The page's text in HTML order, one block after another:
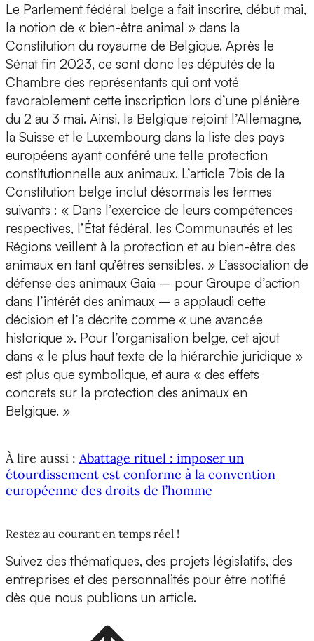
Le Parlement fédéral belge a fait inscrire, début mai,
la notion de « bien-être animal » dans la
Constitution du royaume de Belgique. Après le
Sénat fin 2023, ce sont donc les députés de la
Chambre des représentants qui ont voté
favorablement cette inscription lors d’une plénière
du 2 au 3 mai. Ainsi, la Belgique rejoint l’Allemagne,
la Suisse et le Luxembourg dans la liste des pays
européens ayant conféré une telle protection
constitutionnelle aux animaux. L’article 7bis de la
Constitution belge inclut désormais les termes
suivants : « Dans l’exercice de leurs compétences
respectives, l’État fédéral, les Communautés et les
Régions veillent à la protection et au bien-être des
animaux en tant qu’êtres sensibles. » L’association de
défense des animaux Gaia – pour Groupe d’action
dans l’intérêt des animaux – a applaudi cette
décision et l’a décrite comme « une avancée
historique ». Pour l’organisation belge, cet ajout
dans « le plus haut texte de la hiérarchie juridique »
est plus que symbolique, et aura « des effets
concrets sur la protection des animaux en
Belgique. »
À lire aussi : Abattage rituel : imposer un
étourdissement est conforme à la convention
européenne des droits de l’homme
Restez au courant en temps réel !
Suivez des thématiques, des projets législatifs, des
entreprises et des personnalités pour être notifié
dès que nous publions un article.